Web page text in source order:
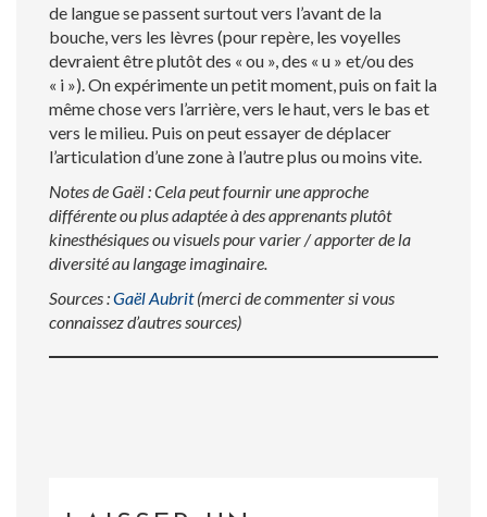
de langue se passent surtout vers l’avant de la
bouche, vers les lèvres (pour repère, les voyelles
devraient être plutôt des « ou », des « u » et/ou des
« i »). On expérimente un petit moment, puis on fait la
même chose vers l’arrière, vers le haut, vers le bas et
vers le milieu. Puis on peut essayer de déplacer
l’articulation d’une zone à l’autre plus ou moins vite.
Notes de Gaël : Cela peut fournir une approche
différente ou plus adaptée à des apprenants plutôt
kinesthésiques ou visuels pour varier / apporter de la
diversité au langage imaginaire.
Sources :Gaël Aubrit(merci de commenter si vous
connaissez d’autres sources)